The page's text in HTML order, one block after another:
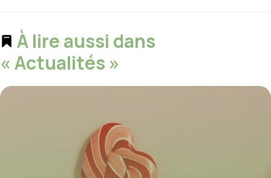
À lire aussi dans
« Actualités »